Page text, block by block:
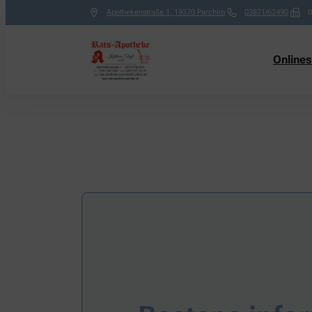
Apothekenstraße 1 , 19370 Parchim 03871/62490